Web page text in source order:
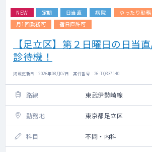
NEW 定期 日当直 病院 ゆったり勤務
月1回勤務可
宿日直許可
【足立区】第２日曜日の日当
診待機！
掲載更新日 : 2026年08月07日 案件番号 : 26-TQ337140
路線 東武伊勢崎線
勤務地 東京都足立区
科目 不問・内科